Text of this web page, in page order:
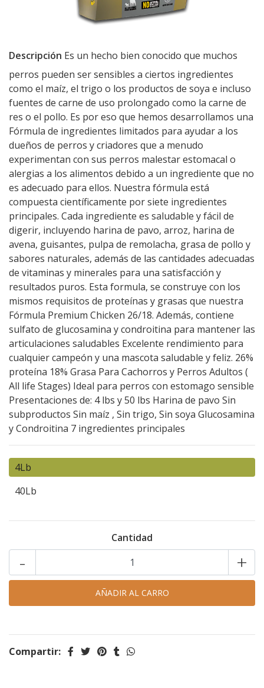
Descripción Es un hecho bien conocido que muchos
perros pueden ser sensibles a ciertos ingredientes
como el maíz, el trigo o los productos de soya e incluso
fuentes de carne de uso prolongado como la carne de
res o el pollo. Es por eso que hemos desarrollamos una
Fórmula de ingredientes limitados para ayudar a los
dueños de perros y criadores que a menudo
experimentan con sus perros malestar estomacal o
alergias a los alimentos debido a un ingrediente que no
es adecuado para ellos. Nuestra fórmula está
compuesta científicamente por siete ingredientes
principales. Cada ingrediente es saludable y fácil de
digerir, incluyendo harina de pavo, arroz, harina de
avena, guisantes, pulpa de remolacha, grasa de pollo y
sabores naturales, además de las cantidades adecuadas
de vitaminas y minerales para una satisfacción y
resultados puros. Esta formula, se construye con los
mismos requisitos de proteínas y grasas que nuestra
Fórmula Premium Chicken 26/18. Además, contiene
sulfato de glucosamina y condroitina para mantener las
articulaciones saludables Excelente rendimiento para
cualquier campeón y una mascota saludable y feliz. 26%
proteína 18% Grasa Para Cachorros y Perros Adultos (
All life Stages) Ideal para perros con estomago sensible
Presentaciones de: 4 lbs y 50 lbs Harina de pavo Sin
subproductos Sin maíz , Sin trigo, Sin soya Glucosamina
y Condroitina 7 ingredientes principales
4Lb
40Lb
Cantidad
- +
Compartir: